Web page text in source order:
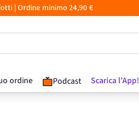
| Ordine minimo 24,90 €
ordine Podcast Scarica l'App!